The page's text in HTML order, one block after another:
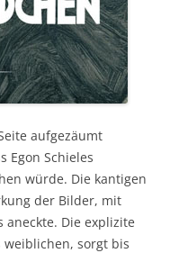
aufgezäumt
Egon Schieles
würde. Die kantigen
der Bilder, mit
aneckte. Die explizite
weiblichen, sorgt bis